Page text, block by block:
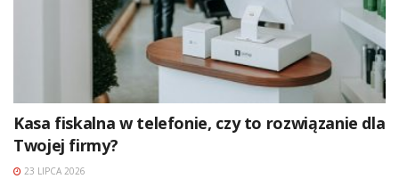
Kasa fiskalna w telefonie, czy to rozwiązanie dla
Twojej firmy?
23 LIPCA 2026